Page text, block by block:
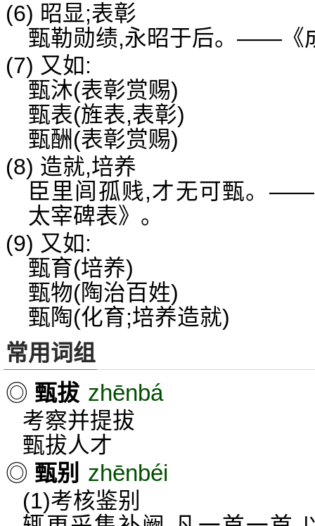
(6) 昭显;表彰
甄勒勋绩,永昭于后。——《
(7) 又如:
甄沐(表彰赏赐)
甄表(旌表,表彰)
甄酬(表彰赏赐)
(8) 造就,培养
臣里闾孤贱,才无可甄。
太宰碑表》。
(9) 又如:
甄育(培养)
甄物(陶治百姓)
甄陶(化育;培养造就)
常用词组
◎ 甄拔 zhēnbá
考察并提拔
甄拔人才
◎ 甄别 zhēnbéi
(1)考核鉴别